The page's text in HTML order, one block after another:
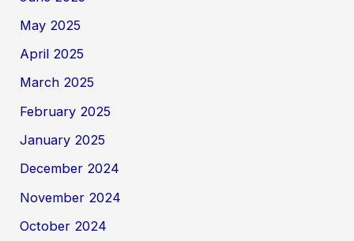
May 2025
April 2025
March 2025
February 2025
January 2025
December 2024
November 2024
October 2024